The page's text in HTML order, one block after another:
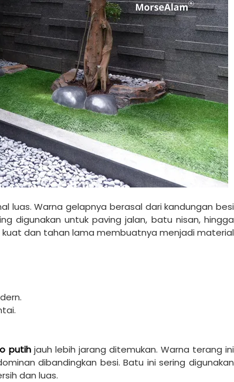
luas. Warna gelapnya berasal dari kandungan besi
digunakan untuk paving jalan, batu nisan, hingga
dan tahan lama membuatnya menjadi material
putihjauh lebih jarang ditemukan. Warna terang ini
dibandingkan besi. Batu ini sering digunakan
dan luas.